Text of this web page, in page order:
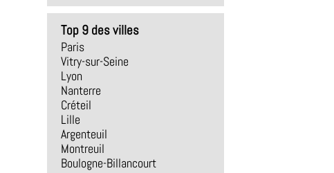
Top 9 des villes
Paris
Vitry-sur-Seine
Lyon
Nanterre
Créteil
Lille
Argenteuil
Montreuil
Boulogne-Billancourt